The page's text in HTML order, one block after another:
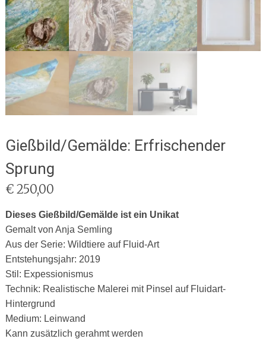
Gießbild/Gemälde: Erfrischender
Sprung
€250,00
Dieses Gießbild/Gemälde ist ein Unikat
Gemalt von Anja Semling
Aus der Serie: Wildtiere auf Fluid-Art
Entstehungsjahr: 2019
Stil: Expessionismus
Technik: Realistische Malerei mit Pinsel auf Fluidart-
Hintergrund
Medium: Leinwand
Kann zusätzlich gerahmt werden